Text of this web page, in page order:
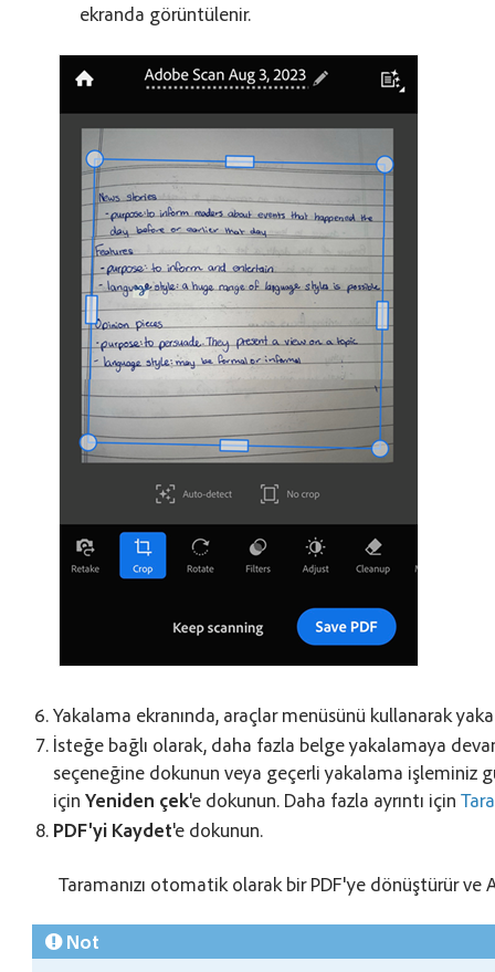
ekranda görüntülenir.
Yakalama ekranında, araçlar menüsünü kullanarak
İsteğe bağlı olarak, daha fazla belge yakalamaya
seçeneğine dokunun veya geçerli yakalama işleminiz
içinYeniden çek'e dokunun. Daha fazla ayrıntı için
PDF'yi Kaydet'e dokunun.
Taramanızı otomatik olarak bir PDF'ye dönüştürür
Not